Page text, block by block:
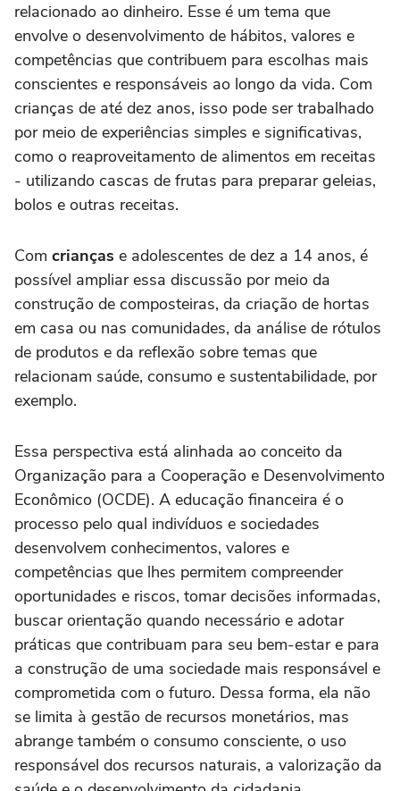
relacionado ao dinheiro. Esse é um tema que
envolve o desenvolvimento de hábitos, valores e
competências que contribuem para escolhas mais
conscientes e responsáveis ao longo da vida. Com
crianças de até dez anos, isso pode ser trabalhado
por meio de experiências simples e significativas,
como o reaproveitamento de alimentos em receitas
- utilizando cascas de frutas para preparar geleias,
bolos e outras receitas.
Com crianças e adolescentes de dez a 14 anos, é
possível ampliar essa discussão por meio da
construção de composteiras, da criação de hortas
em casa ou nas comunidades, da análise de rótulos
de produtos e da reflexão sobre temas que
relacionam saúde, consumo e sustentabilidade, por
exemplo.
Essa perspectiva está alinhada ao conceito da
Organização para a Cooperação e Desenvolvimento
Econômico (OCDE). A educação financeira é o
processo pelo qual indivíduos e sociedades
desenvolvem conhecimentos, valores e
competências que lhes permitem compreender
oportunidades e riscos, tomar decisões informadas,
buscar orientação quando necessário e adotar
práticas que contribuam para seu bem-estar e para
a construção de uma sociedade mais responsável e
comprometida com o futuro. Dessa forma, ela não
se limita à gestão de recursos monetários, mas
abrange também o consumo consciente, o uso
responsável dos recursos naturais, a valorização da